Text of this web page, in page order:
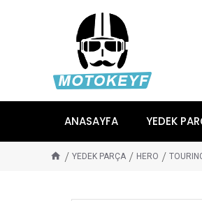
ANASAYFA YEDEK
YEDEK PARÇA HERO